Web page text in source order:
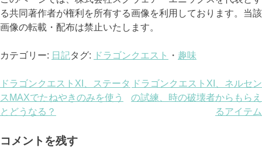
る共同著作者が権利を所有する画像を利用しております。当該
画像の転載・配布は禁止いたします。
カテゴリー: 日記タグ: ドラゴンクエスト ・ 趣味
投
稿
ビ
ドラゴンクエストXI、ステータ
スMAXでたねやきのみを使う
とどうなる？
ドラゴンクエストXI、ネルセン
の試練、時の破壊者からもらえ
るアイテム
コメントを残す